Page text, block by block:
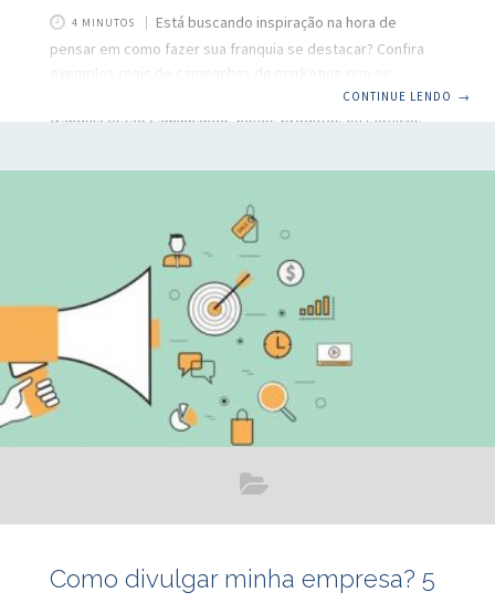
4 MINUTOS
Está buscando inspiração na hora de
pensar em como fazer sua franquia se destacar? Confira
exemplos reais de campanhas de marketing que se
destacaram por sua originalidade As operações da sua
franquia estão caminhando, novos produtos ou serviços
reconhecem a sua marca… agora é o momento de
estruturada, que converse diretamente com as
necessidades da sua persona, pode ser a chave para suas
vendas decolarem e seu público
CONTINUE LENDO →
Como divulgar minha empresa? 5